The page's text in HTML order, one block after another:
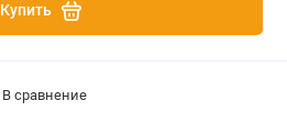
Купить
В сравнение